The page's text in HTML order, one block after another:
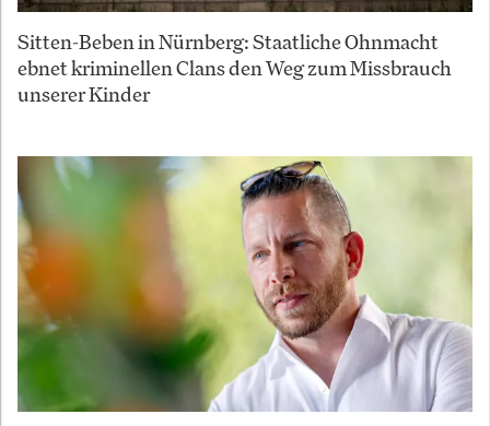
Sitten-Beben in Nürnberg: Staatliche Ohnmacht
ebnet kriminellen Clans den Weg zum Missbrauch
unserer Kinder